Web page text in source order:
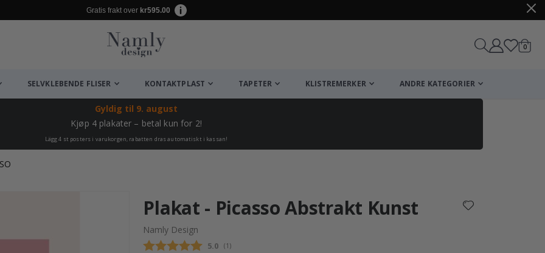
Gratis frakt over kr595.00
0varer
SELVKLEBENDE FLISER KONTAKTPLAST TAPETER KLISTREMERKER ANDRE KATEGORIER
Gyldig til 9. august
Kjøp 4 plakater – betal kun for 2!
Lägg 4 st posters i varukorgen, rabatten dras automatiskt i kassan!
Plakat - Picasso Abstrakt Kunst
Namly Design
Gjennomsnittskarakter:
5.0 (stemmer:
1 )